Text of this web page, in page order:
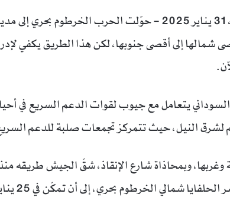
الخرطوم بحري، 31 يناير 2025 – حوّلت الحرب
شمالها إلى أقصى جنوبها، لكن هذا الطريق يكفي
يتعامل مع جيوب لقوات الدعم السريع في
لشرق النيل، حيث تتمركز تجمعات صلبة للدعم
وغربها، وبمحاذاة شارع الإنقاذ، شقّ الجيش طريقه